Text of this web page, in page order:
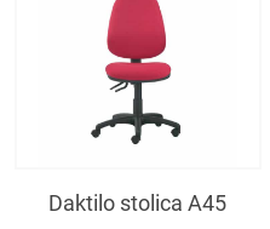
Daktilo stolica A45